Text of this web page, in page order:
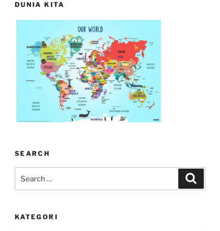
DUNIA KITA
SEARCH
for:
KATEGORI